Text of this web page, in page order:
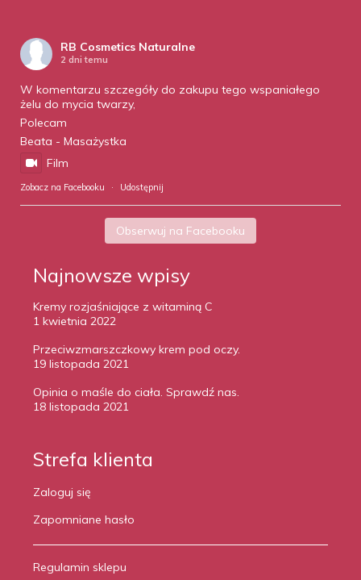
RB Cosmetics Naturalne
2 dni temu
W komentarzu szczegóły do zakupu tego wspaniałego
żelu do mycia twarzy,
Polecam
Beata - Masażystka
Film
Zobacz na Facebooku · Udostępnij
Obserwuj na Facebooku
Najnowsze wpisy
Kremy rozjaśniające z witaminą C
1 kwietnia 2022
Przeciwzmarszczkowy krem pod oczy.
19 listopada 2021
Opinia o maśle do ciała. Sprawdź nas.
18 listopada 2021
Strefa klienta
Zaloguj się
Zapomniane hasło
Regulamin sklepu